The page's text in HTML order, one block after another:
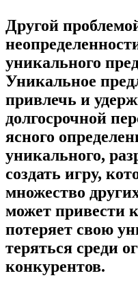
Другой
уникального
Уникальное
привлечь и
долгосрочной
ясного
уникального,
создать игру,
множество
может привести
потеряет свою
теряться среди
конкурентов.